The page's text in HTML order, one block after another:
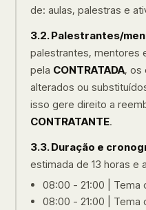
de: aulas, palestras e
3.2. Palestrantes/
palestrantes, mentores
pela CONTRATADA, os
alterados ou
isso gere direito a
CONTRATANTE.
3.3. Duração e
estimada de 13 horas e
08:00 - 21:00 | Tema
08:00 - 21:00 | Tema